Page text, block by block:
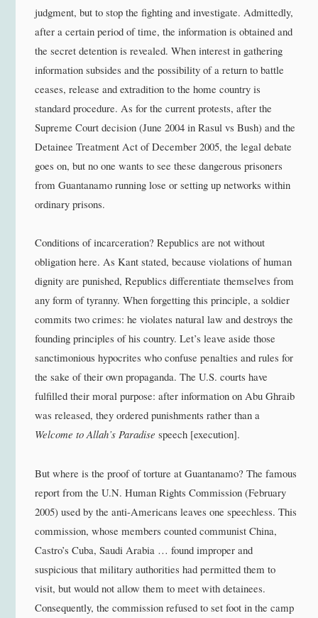
judgment, but to stop the fighting and investigate. Admittedly,
after a certain period of time, the information is obtained and
the secret detention is revealed. When interest in gathering
information subsides and the possibility of a return to battle
ceases, release and extradition to the home country is
standard procedure. As for the current protests, after the
Supreme Court decision (June 2004 in Rasul vs Bush) and the
Detainee Treatment Act of December 2005, the legal debate
goes on, but no one wants to see these dangerous prisoners
from Guantanamo running lose or setting up networks within
ordinary prisons.
Conditions of incarceration? Republics are not without
obligation here. As Kant stated, because violations of human
dignity are punished, Republics differentiate themselves from
any form of tyranny. When forgetting this principle, a soldier
commits two crimes: he violates natural law and destroys the
founding principles of his country. Let’s leave aside those
sanctimonious hypocrites who confuse penalties and rules for
the sake of their own propaganda. The U.S. courts have
fulfilled their moral purpose: after information on Abu Ghraib
was released, they ordered punishments rather than a
Welcome to Allah’s Paradise speech [execution].
But where is the proof of torture at Guantanamo? The famous
report from the U.N. Human Rights Commission (February
2005) used by the anti-Americans leaves one speechless. This
commission, whose members counted communist China,
Castro’s Cuba, Saudi Arabia … found improper and
suspicious that military authorities had permitted them to
visit, but would not allow them to meet with detainees.
Consequently, the commission refused to set foot in the camp